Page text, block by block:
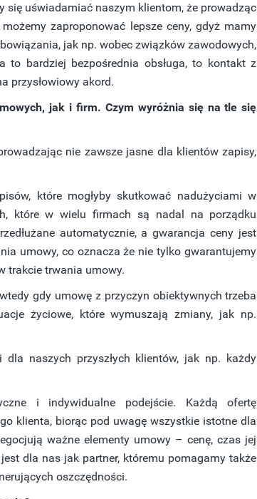
się uświadamiać naszym klientom, że prowadząc
zaproponować lepsze ceny, gdyż mamy
jak np. wobec związków zawodowych,
to bardziej bezpośrednia obsługa, to kontakt z
przysłowiowy akord.
jak i firm. Czym wyróżnia się na tle się
nie zawsze jasne dla klientów zapisy,
które mogłyby skutkować nadużyciami w
które w wielu firmach są nadal na porządku
automatycznie, a gwarancja ceny jest
umowy, co oznacza że nie tylko gwarantujemy
trakcie trwania umowy.
gdy umowę z przyczyn obiektywnych trzeba
życiowe, które wymuszają zmiany, jak np.
naszych przyszłych klientów, jak np. każdy
i indywidualne podejście. Każdą ofertę
klienta, biorąc pod uwagę wszystkie istotne dla
ważne elementy umowy – cenę, czas jej
dla nas jak partner, któremu pomagamy także
oszczędności.